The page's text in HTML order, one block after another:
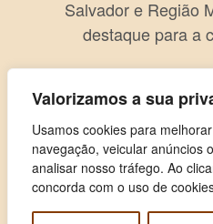
Valorizamos a sua
Usamos cookies para
navegação, veicular anúncios
analisar nosso tráfego. Ao
concorda com o uso de
Salvador e Região
destaque para a